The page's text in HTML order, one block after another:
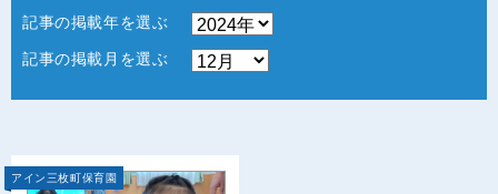
記事の掲載年を選ぶ
記事の掲載月を選ぶ
アイン三枚町保育園